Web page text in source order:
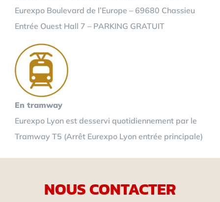
Eurexpo Boulevard de l’Europe – 69680 Chassieu
Entrée Ouest Hall 7 – PARKING GRATUIT
En tramway
Eurexpo Lyon est desservi quotidiennement par le
Tramway T5 (Arrêt Eurexpo Lyon entrée principale)
NOUS CONTACTER